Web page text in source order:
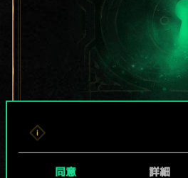
同意 詳細
現在はま
か共有デ